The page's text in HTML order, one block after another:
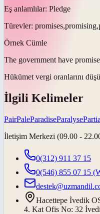
Eş anlamlılar: Pledge
Türevler:
Örnek Cümle
The government have
Hükümet vergi oranlarını
İlgili Kelimeler
PairPaleParadiseParalyse
İletişim Merkezi (09.00 -
0(312) 911 37 15
0(546) 855 07 15
Hacettepe İvedik
4. Kat Ofis No: 32